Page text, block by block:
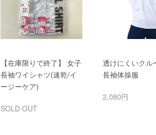
【在庫限りで終了】 女子
長袖ワイシャツ(速乾/イ
ージーケア)
SOLD OUT
透けにくいクル
長袖体操服
2,080円